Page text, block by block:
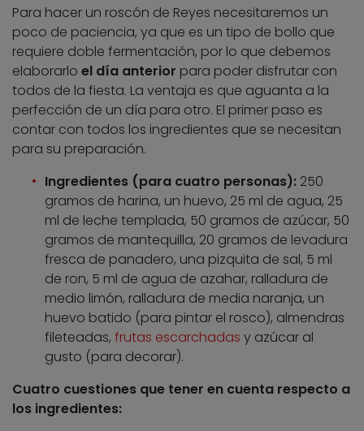
Para hacer un roscón de Reyes necesitaremos un
poco de paciencia, ya que es un tipo de bollo que
requiere doble fermentación, por lo que debemos
elaborarlo el día anterior para poder disfrutar con
todos de la fiesta. La ventaja es que aguanta a la
perfección de un día para otro. El primer paso es
contar con todos los ingredientes que se necesitan
para su preparación.
Ingredientes (para cuatro personas): 250
gramos de harina, un huevo, 25 ml de agua, 25
ml de leche templada, 50 gramos de azúcar, 50
gramos de mantequilla, 20 gramos de levadura
fresca de panadero, una pizquita de sal, 5 ml
de ron, 5 ml de agua de azahar, ralladura de
medio limón, ralladura de media naranja, un
huevo batido (para pintar el rosco), almendras
fileteadas, frutas escarchadas y azúcar al
gusto (para decorar).
Cuatro cuestiones que tener en cuenta respecto a
los ingredientes: